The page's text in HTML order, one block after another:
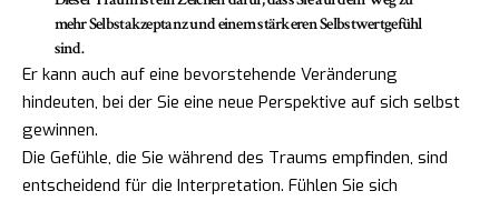
mehr Selbstakzeptanz und einem stärkeren Selbstwertgefühl
sind.
Er kann auch auf eine bevorstehende Veränderung
hindeuten, bei der Sie eine neue Perspektive auf sich selbst
gewinnen.
Die Gefühle, die Sie während des Traums empfinden, sind
entscheidend für die Interpretation. Fühlen Sie sich